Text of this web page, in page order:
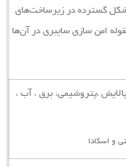
گسترده در زیرساخت‌های
امن‌‌ سازی سایبری در آن‌ها
و اسکادا